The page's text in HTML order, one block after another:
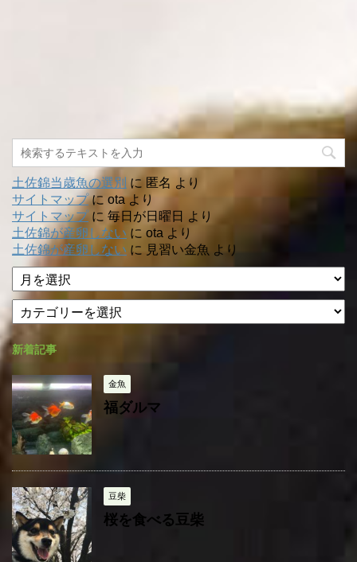
土佐錦当歳魚の選別 に 匿名 より
サイトマップに otaより
サイトマップに 毎日が日曜日 より
土佐錦が産卵しない に ota より
土佐錦が産卵しない に 見習い金魚 より
ア
ー
イ
ブ
テ
ゴ
リ
ー
新着記事
金魚
福ダルマ
豆柴
桜を食べる豆柴